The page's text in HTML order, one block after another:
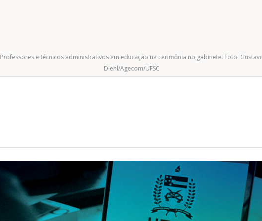
Professores e técnicos administrativos em educação na cerimônia no gabinete. Foto:
Diehl/Agecom/UFSC